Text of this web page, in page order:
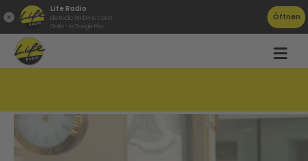
Life Radio
Life Radio GmbH & Co.KG
Gratis - in Google Play
Öffnen